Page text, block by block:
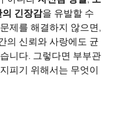
의 긴장감을 유발할 수
제를 해결하지 않으면,
의 신뢰와 사랑에도 균
니다. 그렇다면 부부관
피기 위해서는 무엇이